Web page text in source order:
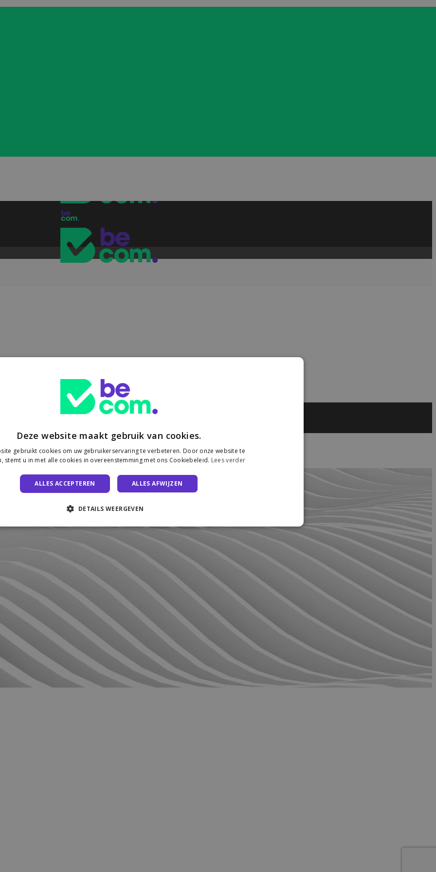
Deze website maakt gebruik van cookies.
gebruikt cookies om uw gebruikerservaring te verbeteren. Door onze website te
stemt u in met alle cookies in overeenstemming met ons Cookiebeleid. Lees verder
ALLES ACCEPTEREN ALLES AFWIJZEN
DETAILS WEERGEVEN